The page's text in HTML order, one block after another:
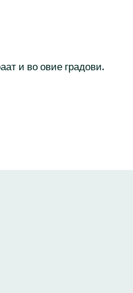
и во овие градови.